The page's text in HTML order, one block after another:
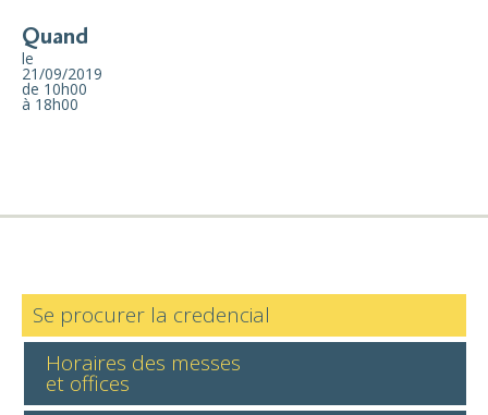
Quand
le
21/09/2019
de 10h00
à 18h00
Se procurer la credencial
Horaires des messes
et offices